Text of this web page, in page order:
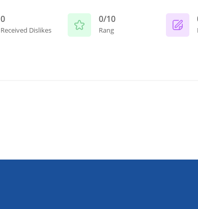
0
Received Dislikes
0/10
Rang